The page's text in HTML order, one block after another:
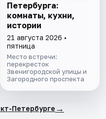
Петербурга:
комнаты, кухни,
истории
21 августа 2026 •
пятница
Место встречи:
перекресток
Звенигородской улицы и
Загородного проспекта
Петербурге →